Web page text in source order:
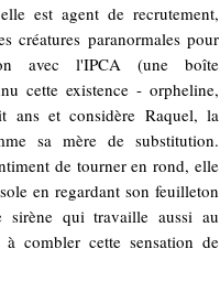
est agent de recrutement,
créatures paranormales pour
avec l'IPCA (une boîte
cette existence - orpheline,
et considère Raquel, la
sa mère de substitution.
de tourner en rond, elle
en regardant son feuilleton
sirène qui travaille aussi au
combler cette sensation de